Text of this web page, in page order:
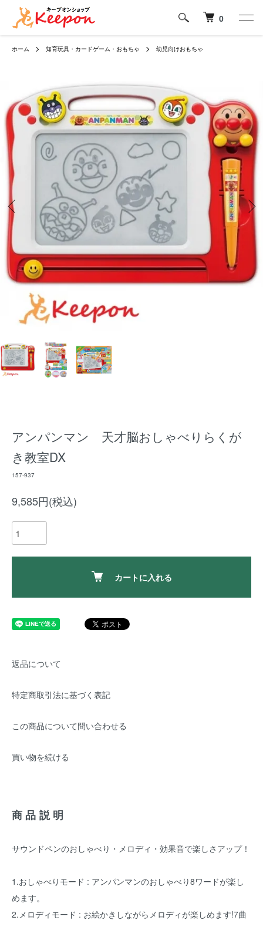
0
ホーム 知育玩具・カードゲーム・おもちゃ 幼児向けおもちゃ
アンパンマン 天才脳おしゃべりらくが
き教室DX
157-937
9,585円(税込)
カートに入れる
返品について
特定商取引法に基づく表記
この商品について問い合わせる
買い物を続ける
商品説明
サウンドペンのおしゃべり・メロディ・効果音で楽しさアップ！
1.おしゃべりモード : アンパンマンのおしゃべり8ワードが楽し
めます。
2.メロディモード : お絵かきしながらメロディが楽しめます!7曲